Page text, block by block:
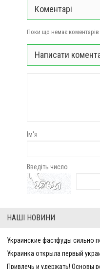
Коментарі
Поки що немає коментарів
Написати
Ім'я
Введіть число
НАШІ НОВИНИ
Украинские фастфуды сильно
Украинка открыла первый
Привлечь и удержать! Основы